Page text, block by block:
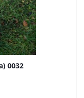
0032